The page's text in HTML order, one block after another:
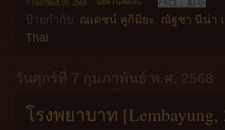
ที่ กุมภาพันธ์ 08, 2568 ไม่มีความคิดเห็น:
ป้ายกำกับ: ณเดชน์ คูกิมิยะ, ณัฐชา นีน่า
Thai
วันศุกร์ที่ 7 กุมภาพันธ์ พ.ศ. 2568
โรงพยาบาท